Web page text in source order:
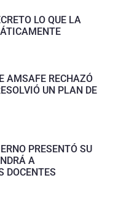
LO QUE LA
AMSAFE RECHAZÓ
UN PLAN DE
PRESENTÓ SU
A
DOCENTES